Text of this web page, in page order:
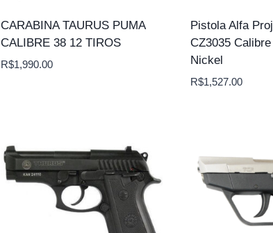
CARABINA TAURUS PUMA
CALIBRE 38 12 TIROS
R$1,990.00
Pistola Alfa
CZ3035
Nickel
R$1,527.00